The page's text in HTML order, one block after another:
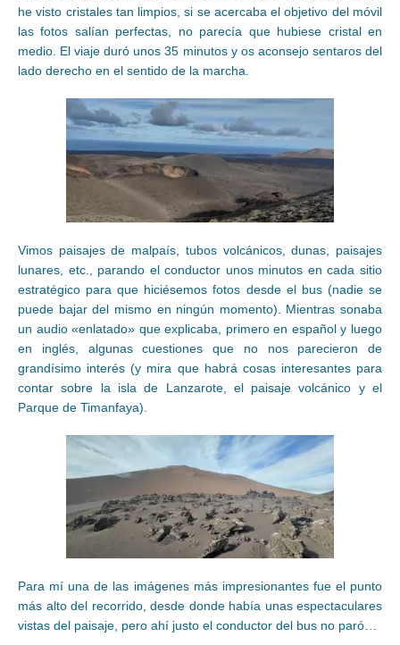
he visto cristales tan limpios, si se acercaba el objetivo del móvil
las fotos salían perfectas, no parecía que hubiese cristal en
medio. El viaje duró unos 35 minutos y os aconsejo sentaros del
lado derecho en el sentido de la marcha.
Vimos paisajes de malpaís, tubos volcánicos, dunas, paisajes
lunares, etc., parando el conductor unos minutos en cada sitio
estratégico para que hiciésemos fotos desde el bus (nadie se
puede bajar del mismo en ningún momento). Mientras sonaba
un audio «enlatado» que explicaba, primero en español y luego
en inglés, algunas cuestiones que no nos parecieron de
grandísimo interés (y mira que habrá cosas interesantes para
contar sobre la isla de Lanzarote, el paisaje volcánico y el
Parque de Timanfaya).
Para mí una de las imágenes más impresionantes fue el punto
más alto del recorrido, desde donde había unas espectaculares
vistas del paisaje, pero ahí justo el conductor del bus no paró…